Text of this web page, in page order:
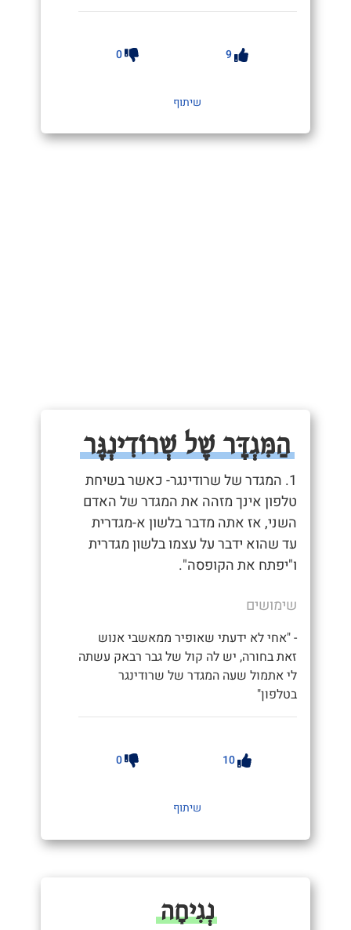
9
0
שיתוף
הַמִּגְדָּר שֶׁל שְׁרוֹדִינְגֶּר
1. המגדר של שרודינגר- כאשר בשיחת
טלפון אינך מזהה את המגדר של האדם
השני, אז אתה מדבר בלשון א-מגדרית
עד שהוא ידבר על עצמו בלשון מגדרית
ו"יפתח את הקופסה".
שימושים
- "אחי לא ידעתי שאופיר ממאשבי אנוש
זאת בחורה, יש לה קול של גבר רבאק עשתה
לי אתמול שעה המגדר של שרודינגר
בטלפון"
10
0
שיתוף
נְגִיחָה